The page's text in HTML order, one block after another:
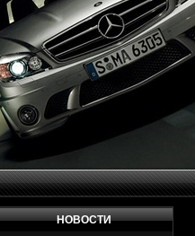
НОВОСТИ